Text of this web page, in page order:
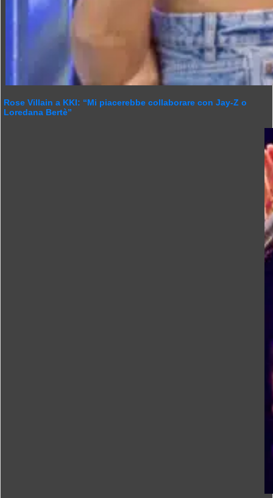
Rose Villain a KKI: “Mi piacerebbe collaborare con Jay-Z o
Loredana Bertè”